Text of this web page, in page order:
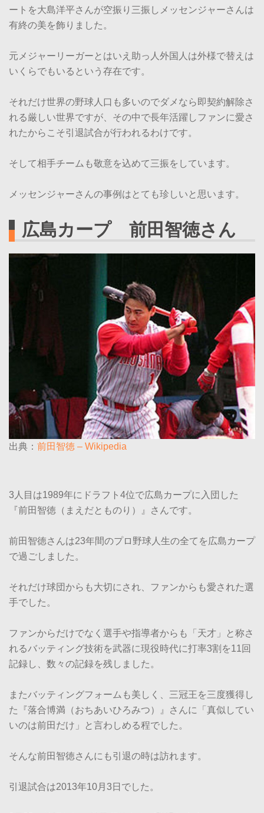
ートを大島洋平さんが空振り三振しメッセンジャーさんは
有終の美を飾りました。
元メジャーリーガーとはいえ助っ人外国人は外様で替えは
いくらでもいるという存在です。
それだけ世界の野球人口も多いのでダメなら即契約解除さ
れる厳しい世界ですが、その中で長年活躍しファンに愛さ
れたからこそ引退試合が行われるわけです。
そして相手チームも敬意を込めて三振をしています。
メッセンジャーさんの事例はとても珍しいと思います。
広島カープ 前田智徳さん
出典： 前田智徳 – Wikipedia
3人目は1989年にドラフト4位で広島カープに入団した
『前田智徳（まえだとものり）』さんです。
前田智徳さんは23年間のプロ野球人生の全てを広島カープ
で過ごしました。
それだけ球団からも大切にされ、ファンからも愛された選
手でした。
ファンからだけでなく選手や指導者からも「天才」と称さ
れるバッティング技術を武器に現役時代に打率3割を11回
記録し、数々の記録を残しました。
またバッティングフォームも美しく、三冠王を三度獲得し
た『落合博満（おちあいひろみつ）』さんに「真似してい
いのは前田だけ」と言わしめる程でした。
そんな前田智徳さんにも引退の時は訪れます。
引退試合は2013年10月3日でした。